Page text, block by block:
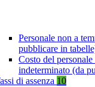
Personale non a
pubblicare in
Costo del
indeterminato (da
di assenza 10